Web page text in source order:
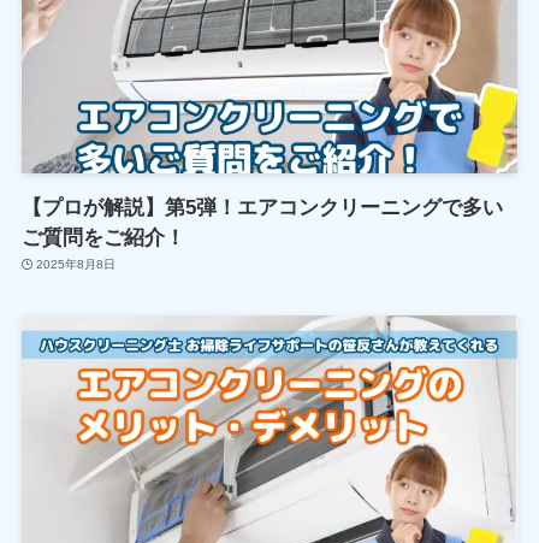
【プロが解説】第5弾！エアコンクリーニングで多い
ご質問をご紹介！
2025年8月8日